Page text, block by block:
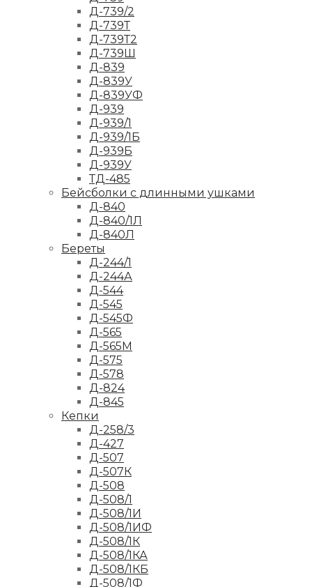
Д-739/2
Д-739Т
Д-739Т2
Д-739Ш
Д-839
Д-839У
Д-839УФ
Д-939
Д-939/1
Д-939/1Б
Д-939Б
Д-939У
ТД-485
Бейсболки с длинными ушками
Д-840
Д-840/1Л
Д-840Л
Береты
Д-244/1
Д-244А
Д-544
Д-545
Д-545Ф
Д-565
Д-565М
Д-575
Д-578
Д-824
Д-845
Кепки
Д-258/3
Д-427
Д-507
Д-507К
Д-508
Д-508/1
Д-508/1И
Д-508/1ИФ
Д-508/1К
Д-508/1КА
Д-508/1КБ
Д-508/1Ф